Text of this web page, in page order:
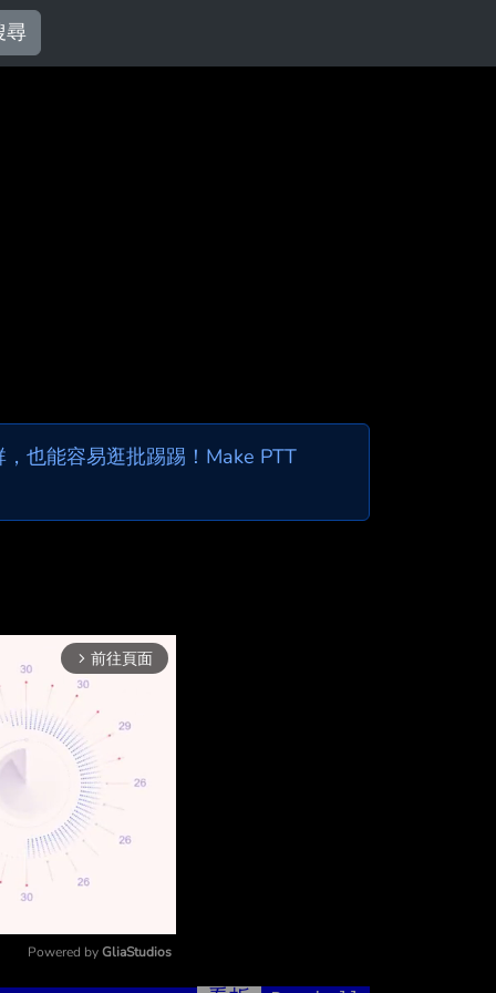
尋
也能容易逛批踢踢！Make PTT
arrow_forward_ios 前往頁面
Powered by GliaStudios